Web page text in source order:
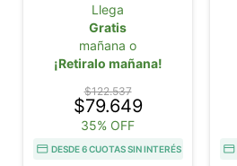
Llega
Gratis
mañana o
¡Retiralo mañana!
$122.537
$79.649
35% OFF
DESDE 6 CUOTAS SIN INTERÉS